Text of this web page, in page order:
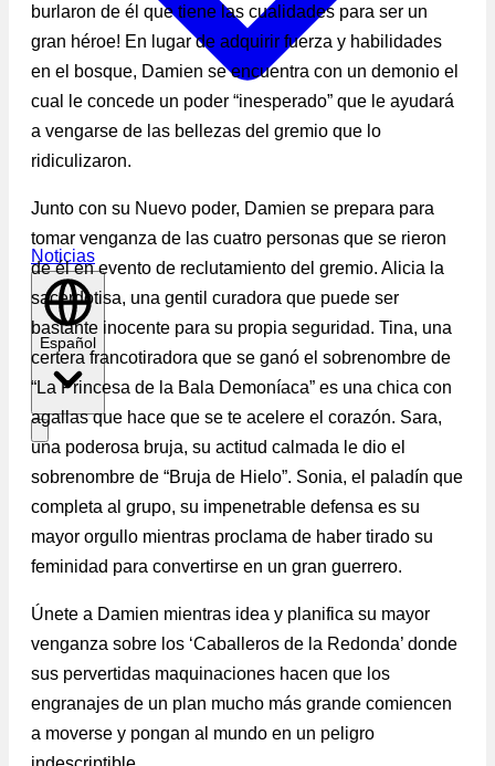
Noticias
Español
burlaron de él que tiene las cualidades para ser un
gran héroe! En lugar de adquirir fuerza y habilidades
en el bosque, Damien se encuentra con un demonio el
cual le concede un poder “inesperado” que le ayudará
a vengarse de las bellezas del gremio que lo
ridiculizaron.
Junto con su Nuevo poder, Damien se prepara para
tomar venganza de las cuatro personas que se rieron
de él en evento de reclutamiento del gremio. Alicia la
sacerdotisa, una gentil curadora que puede ser
bastante inocente para su propia seguridad. Tina, una
certera francotiradora que se ganó el sobrenombre de
“La Princesa de la Bala Demoníaca” es una chica con
agallas que hace que se te acelere el corazón. Sara,
una poderosa bruja, su actitud calmada le dio el
sobrenombre de “Bruja de Hielo”. Sonia, el paladín que
completa al grupo, su impenetrable defensa es su
mayor orgullo mientras proclama de haber tirado su
feminidad para convertirse en un gran guerrero.
Únete a Damien mientras idea y planifica su mayor
venganza sobre los ‘Caballeros de la Redonda’ donde
sus pervertidas maquinaciones hacen que los
engranajes de un plan mucho más grande comiencen
a moverse y pongan al mundo en un peligro